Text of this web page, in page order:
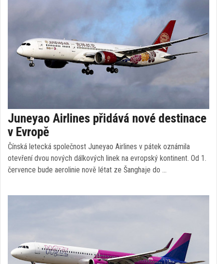
Juneyao Airlines přidává nové destinace
v Evropě
Čínská letecká společnost Juneyao Airlines v pátek oznámila
otevření dvou nových dálkových linek na evropský kontinent. Od 1.
července bude aerolinie nově létat ze Šanghaje do …